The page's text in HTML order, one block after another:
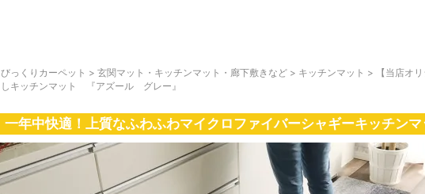
びっくりカーペット > 玄関マット・キッチンマット・廊下敷きなど > キッチンマット >
【当店オ
しキッチンマット 『アズール グレー』
一年中快適！上質なふわふわマイクロファイバーシャギーキッチンマ